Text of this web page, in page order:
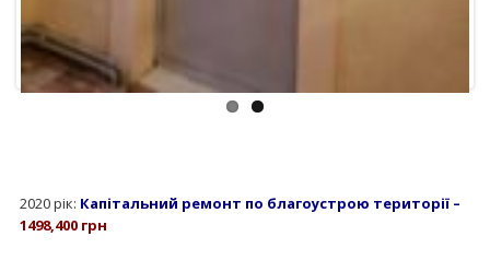
2020 рік: Капітальний ремонт по благоустрою території –
1498,400 грн